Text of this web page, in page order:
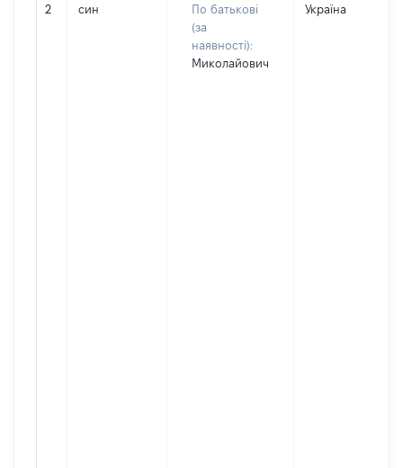
2 син
По батькові
(за
наявності):
Миколайович
Україна